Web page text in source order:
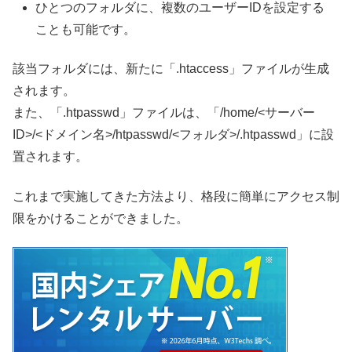
ひとつのフォルダに、複数のユーザーIDを設定する
ことも可能です。
該当フォルダには、新たに「.htaccess」ファイルが生成
されます。
また、「.htpasswd」ファイルは、「/home/<サーバー
ID>/<ドメイン名>/htpasswd/<フォルダ>/.htpasswd」に設
置されます。
これまで実施してきた方法より、格段に簡単にアクセス制
限をかけることができました。